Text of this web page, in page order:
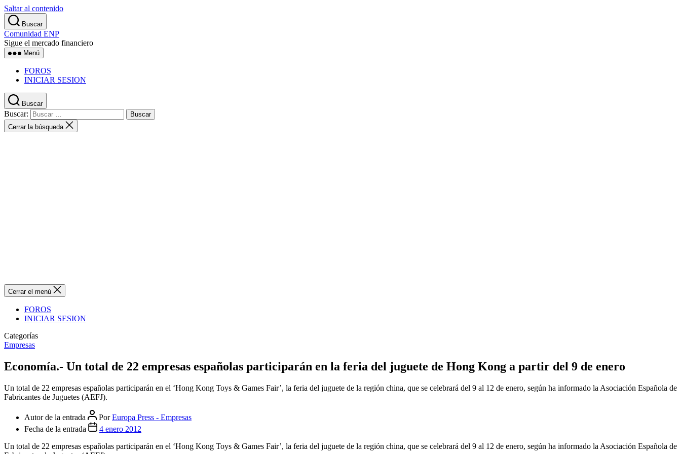
Saltar al contenido
Buscar
Comunidad ENP
Sigue el mercado financiero
Menú
FOROS
INICIAR SESION
Buscar
Buscar:
Cerrar la búsqueda
Cerrar el menú
FOROS
INICIAR SESION
Categorías
Empresas
Economía.- Un total de 22 empresas españolas participarán en la feria del juguete de Hong Kong a partir del 9 de enero
Un total de 22 empresas españolas participarán en el ‘Hong Kong Toys & Games Fair’, la feria del juguete de la región china, que se celebrará del 9 al 12 de enero, según ha informado la Asociación Española de
Fabricantes de Juguetes (AEFJ).
Autor de la entrada PorEuropa Press - Empresas
Fecha de la entrada
4 enero 2012
Un total de 22 empresas españolas participarán en el ‘Hong Kong Toys & Games Fair’, la feria del juguete de la región china, que se celebrará del 9 al 12 de enero, según ha informado la Asociación Española de